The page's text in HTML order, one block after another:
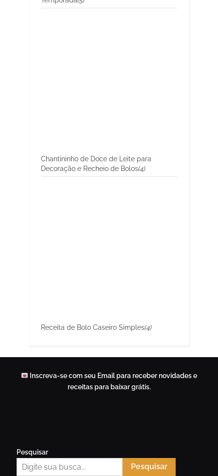
Chantininho de Doce de Leite para
Decoração e Recheio de Bolos(4)
Receita de Bolo Caseiro Simples(4)
Inscreva-se com seu Email para receber novidades e
receitas para baixar grátis.
Pesquisar
Pesquisar